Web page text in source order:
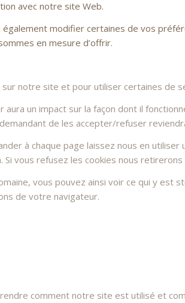
avec notre site Web.
modifier certaines de vos
en mesure d’offrir.
notre site et pour utiliser certaines de
un impact sur la façon dont il
de les accepter/refuser
à chaque page laissez nous en
vous refusez les cookies nous
vous pouvez ainsi voir ce qui y est
de votre navigateur.
comment notre site est utilisé et